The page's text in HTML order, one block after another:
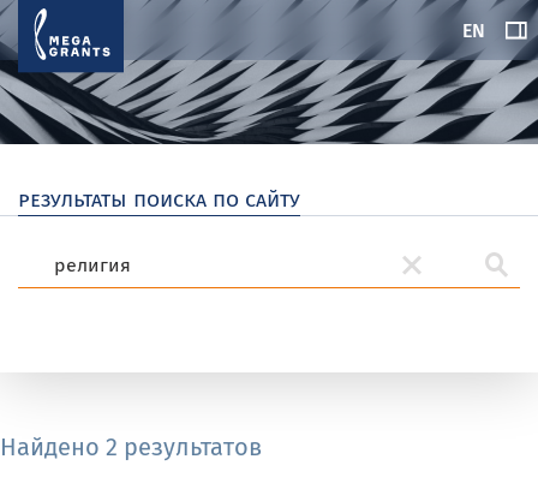
EN
результаты поиска по сайту
Найдено 2 результатов